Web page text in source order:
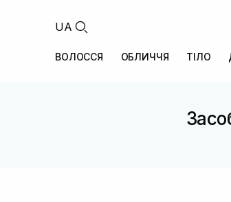
UA
ВОЛОССЯ ОБЛИЧЧЯ ТІЛО